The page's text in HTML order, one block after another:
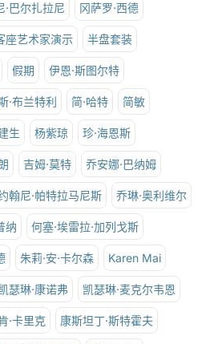
·巴尔扎拉尼 冈萨罗·西德
座艺术家演示 半盘套装
假期 伊恩·斯图尔特
·布兰特利 简·哈特 简敏
生 杨紫琼 珍·海恩斯
吉姆·莫特 乔安娜·巴纳姆
翰尼·帕特拉马尼斯 乔琳·奥利维尔
纳 何塞·埃雷拉·加列戈斯
朱莉·安·卡尔森 Karen Mai
瑟琳·康诺弗 凯瑟琳·麦克尔韦恩
·卡里克 康斯坦丁·斯特霍夫